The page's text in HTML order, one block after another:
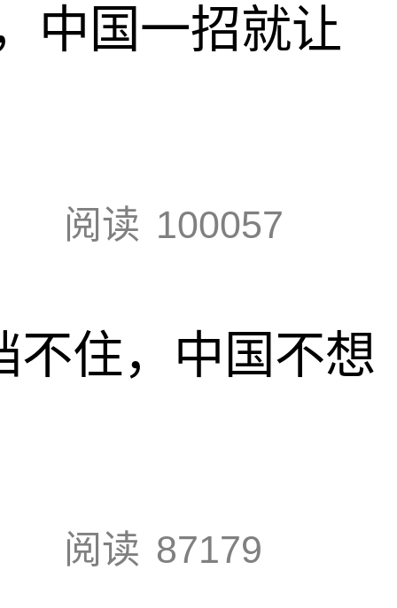
中国一招就让
阅读 100057
不住，中国不想
阅读 87179